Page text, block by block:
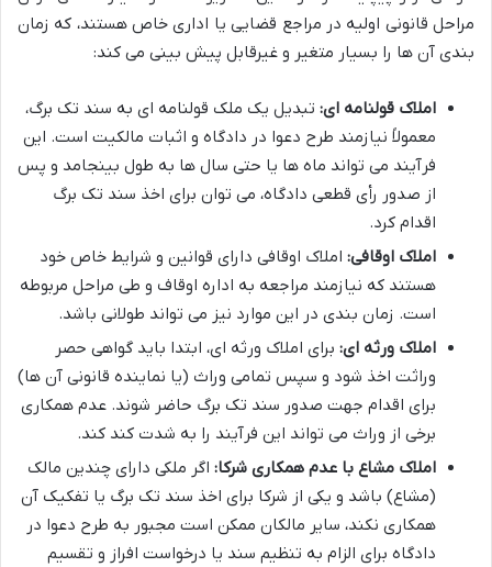
مراحل قانونی اولیه در مراجع قضایی یا اداری خاص هستند، که زمان
بندی آن ها را بسیار متغیر و غیرقابل پیش بینی می کند:
املاک قولنامه ای: تبدیل یک ملک قولنامه ای به سند تک برگ،
معمولاً نیازمند طرح دعوا در دادگاه و اثبات مالکیت است. این
فرآیند می تواند ماه ها یا حتی سال ها به طول بینجامد و پس
از صدور رأی قطعی دادگاه، می توان برای اخذ سند تک برگ
اقدام کرد.
املاک اوقافی: املاک اوقافی دارای قوانین و شرایط خاص خود
هستند که نیازمند مراجعه به اداره اوقاف و طی مراحل مربوطه
است. زمان بندی در این موارد نیز می تواند طولانی باشد.
املاک ورثه ای: برای املاک ورثه ای، ابتدا باید گواهی حصر
وراثت اخذ شود و سپس تمامی وراث (یا نماینده قانونی آن ها)
برای اقدام جهت صدور سند تک برگ حاضر شوند. عدم همکاری
برخی از وراث می تواند این فرآیند را به شدت کند کند.
املاک مشاع با عدم همکاری شرکا: اگر ملکی دارای چندین مالک
(مشاع) باشد و یکی از شرکا برای اخذ سند تک برگ یا تفکیک آن
همکاری نکند، سایر مالکان ممکن است مجبور به طرح دعوا در
دادگاه برای الزام به تنظیم سند یا درخواست افراز و تقسیم